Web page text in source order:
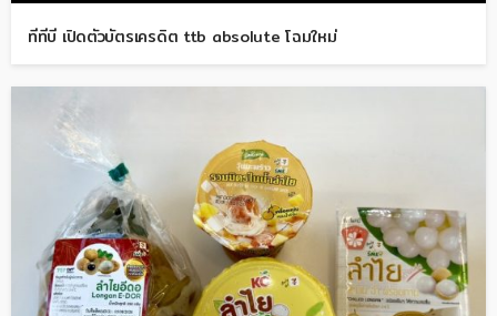
ทีทีบี เปิดตัวบัตรเครดิต ttb absolute โฉมใหม่